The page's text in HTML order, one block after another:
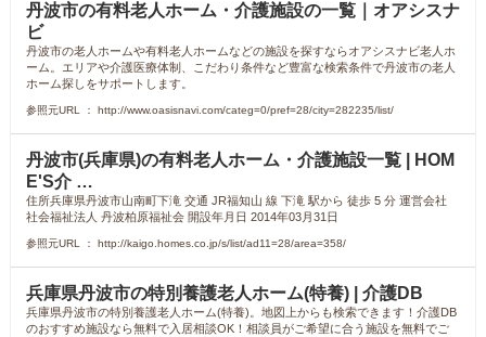
丹波市の有料老人ホーム・介護施設の一覧｜オアシスナ
ビ
丹波市の老人ホームや有料老人ホームなどの施設を探すならオアシスナビ老人ホ
ーム。エリアや介護医療体制、こだわり条件など豊富な検索条件で丹波市の老人
ホーム探しをサポートします。
参照元URL ： http://www.oasisnavi.com/categ=0/pref=28/city=282235/list/
丹波市(兵庫県)の有料老人ホーム・介護施設一覧 | HOM
E'S介 …
住所兵庫県丹波市山南町下滝 交通 JR福知山 線 下滝 駅から 徒歩 5 分 運営会社
社会福祉法人 丹波柏原福祉会 開設年月日 2014年03月31日
参照元URL ： http://kaigo.homes.co.jp/s/list/ad11=28/area=358/
兵庫県丹波市の特別養護老人ホーム(特養) | 介護DB
兵庫県丹波市の特別養護老人ホーム(特養)。地図上からも検索できます！介護DB
のおすすめ施設なら無料で入居相談OK！相談員がご希望に合う施設を無料でご